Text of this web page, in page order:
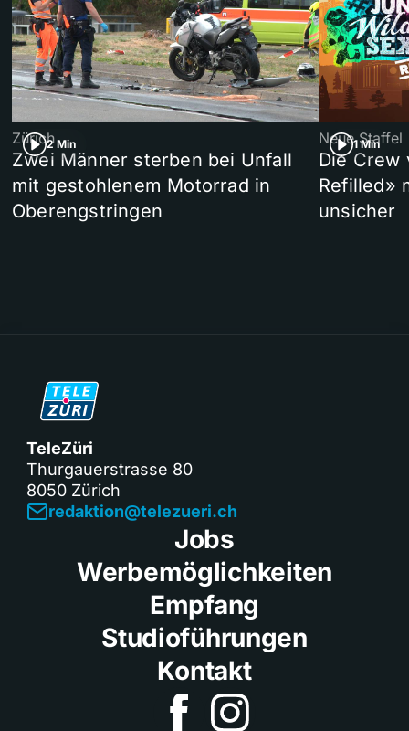
2 Min
Zürich
Zwei Männer sterben bei Unfall
mit gestohlenem Motorrad in
Oberengstringen
1 Min
Neue Staffel
Die Crew
Refilled»
unsicher
TeleZüri
Thurgauerstrasse 80
8050 Zürich
redaktion@telezueri.ch
Jobs
Werbemöglichkeiten
Empfang
Studioführungen
Kontakt